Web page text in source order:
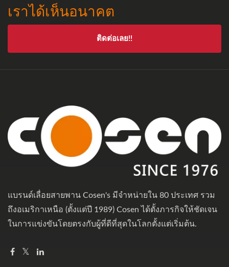
เราได้เห็นอนาคต
ติดต่อเลย!!
แบรนด์เลื่อยสายพาน Cosen's มีจำหน่ายใน 80 ประเทศ รวม
ถึงอเมริกาเหนือ (ตั้งแต่ปี 1989) Cosen ได้ตั้งภารกิจให้ชัดเจน
ในการแข่งขันโดยตรงกับผู้ที่ดีที่สุดในโลกตั้งแต่เริ่มต้น.